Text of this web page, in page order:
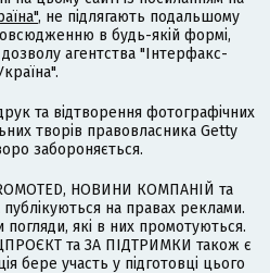
, не підлягають подальшому
в будь-якій формі,
агентства "Інтерфакс-
та відтворення фотографічних
творів правовласника Getty
забороняється.
НОВИНИ КОМПАНІЙ та
на правах реклами.
які в них промотуються.
та ЗА ПІДТРИМКИ також є
бере участь у підготовці цього